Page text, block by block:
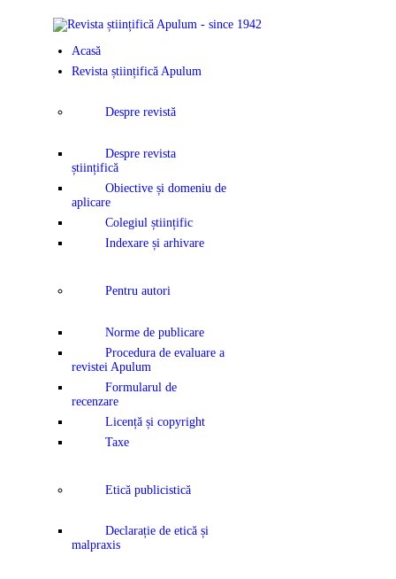
Acasă
Revista științifică Apulum
Despre revistă
Despre revista
științifică
Obiective și domeniu de
aplicare
Colegiul științific
Indexare și arhivare
Pentru autori
Norme de publicare
Procedura de evaluare a
revistei Apulum
Formularul de
recenzare
Licență și copyright
Taxe
Etică publicistică
Declarație de etică și
malpraxis
ACASĂ